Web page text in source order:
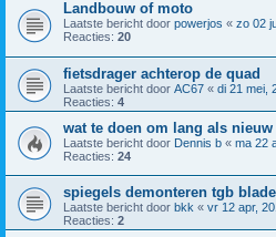
Landbouw of moto
Laatste bericht door powerjos « zo 02
Reacties: 20
fietsdrager achterop de quad
Laatste bericht door AC67 « di 21 mei,
Reacties: 4
wat te doen om lang als
Laatste bericht door Dennis b « ma 22
Reacties: 24
spiegels demonteren tgb blade
Laatste bericht door bkk « vr 12 apr,
Reacties: 2